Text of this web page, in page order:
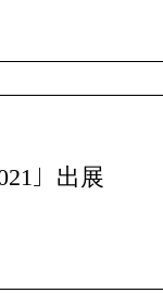
」出展